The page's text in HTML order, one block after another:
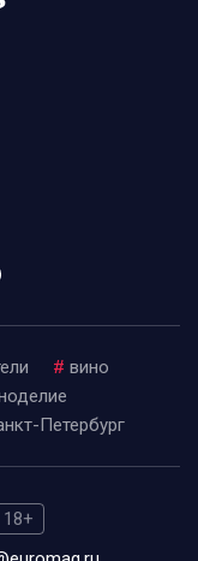
# вино
Петербург
18+